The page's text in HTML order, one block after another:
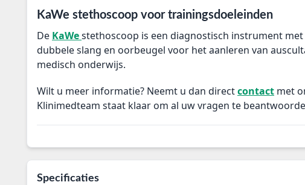
KaWe stethoscoop voor trainingsdoeleinden
De KaWestethoscoop is een diagnostisch instrument
dubbele slang en oorbeugel voor het aanleren van
medisch onderwijs.
Wilt u meer informatie? Neemt u dan directcontact met
Klinimedteam staat klaar om al uw vragen te
Specificaties